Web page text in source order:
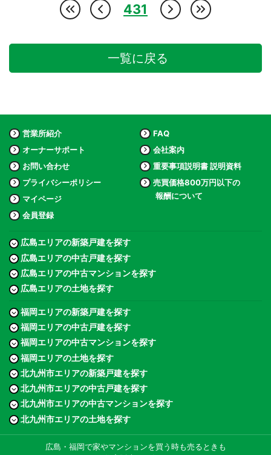
431
一覧に戻る
営業所紹介
オーナーサポート
お問い合わせ
プライバシーポリシー
マイページ
会員登録
FAQ
会社案内
重要事項説明書 説明資料
売買価格800万円以下の
報酬について
広島エリアの新築戸建を探す
広島エリアの中古戸建を探す
広島エリアの中古マンションを探す
広島エリアの土地を探す
福岡エリアの新築戸建を探す
福岡エリアの中古戸建を探す
福岡エリアの中古マンションを探す
福岡エリアの土地を探す
北九州市エリアの新築戸建を探す
北九州市エリアの中古戸建を探す
北九州市エリアの中古マンションを探す
北九州市エリアの土地を探す
広島・福岡で家やマンションを買う時も売るときも